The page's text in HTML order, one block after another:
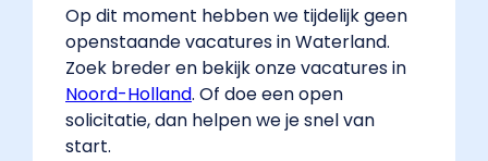
Op dit moment hebben we tijdelijk geen
openstaande vacatures in Waterland.
Zoek breder en bekijk onze vacatures in
Noord-Holland. Of doe een open
solicitatie, dan helpen we je snel van
start.